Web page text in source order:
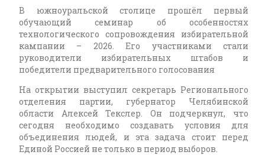
В южноуральской столице прошёл первый
обучающий семинар об особенностях
технологического сопровождения избирательной
кампании – 2026. Его участниками стали
руководители избирательных штабов и
победители предварительного голосования
На открытии выступил секретарь Регионального
отделения партии, губернатор Челябинской
области Алексей Текслер. Он подчеркнул, что
сегодня необходимо создавать условия для
объединения людей, и эта задача стоит перед
Единой Россией не только в период выборов.